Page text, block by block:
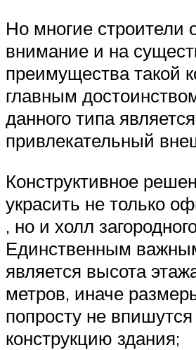
Но многие строители
внимание и на
преимущества такой
главным
данного типа
привлекательный
Конструктивное
украсить не только
, но и холл
Единственным
является высота
метров, иначе
попросту не
конструкцию здания;